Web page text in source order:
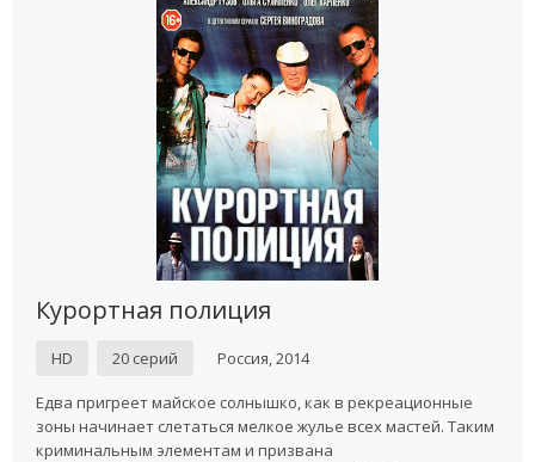
Курортная полиция
HD 20 серий Россия, 2014
Едва пригреет майское солнышко, как в рекреационные
зоны начинает слетаться мелкое жулье всех мастей. Таким
криминальным элементам и призвана